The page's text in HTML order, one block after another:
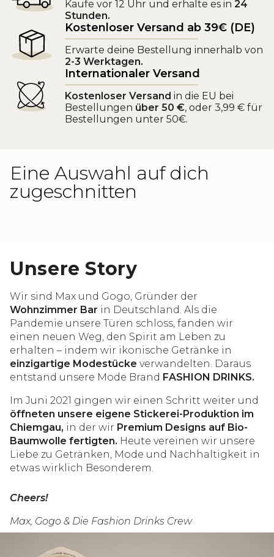
Kaufe vor 12 Uhr und erhalte es in 24
Stunden.
Kostenloser Versand ab 39€ (DE)
Erwarte deine Bestellung innerhalb von
2-3 Werktagen.
Internationaler Versand
Kostenloser Versand in die EU bei
Bestellungen über 50 €, oder 3,99 € für
Bestellungen unter 50€.
Eine Auswahl auf dich
zugeschnitten
Unsere Story
Wir sind Max und Gogo, Gründer der
Wohnzimmer Bar in Deutschland. Als die
Pandemie unsere Türen schloss, fanden wir
einen neuen Weg, den Spirit am Leben zu
erhalten – indem wir ikonische Getränke in
einzigartige Modestücke verwandelten. Daraus
entstand unsere Mode Brand FASHION DRINKS.
Im Juni 2021 gingen wir einen Schritt weiter und
öffneten unsere eigene Stickerei-Produktion im
Chiemgau, in der wir Premium Designs auf Bio-
Baumwolle fertigten. Heute vereinen wir unsere
Liebe zu Getränken, Mode und Nachhaltigkeit in
etwas wirklich Besonderem.
Cheers!
Max, Gogo & Die Fashion Drinks Crew